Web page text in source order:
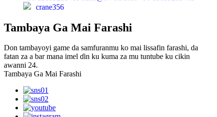
crane356
Tambaya Ga Mai Farashi
Don tambayoyi game da samfuranmu ko mai lissafin farashi, da
fatan za a bar mana imel ɗin ku kuma za mu tuntube ku cikin
awanni 24.
Tambaya Ga Mai Farashi